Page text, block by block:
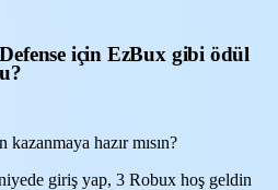
için EzBux gibi ödül
hazır mısın?
giriş yap, 3 Robux hoş geldin